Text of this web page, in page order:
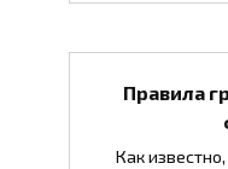
Правила
Как